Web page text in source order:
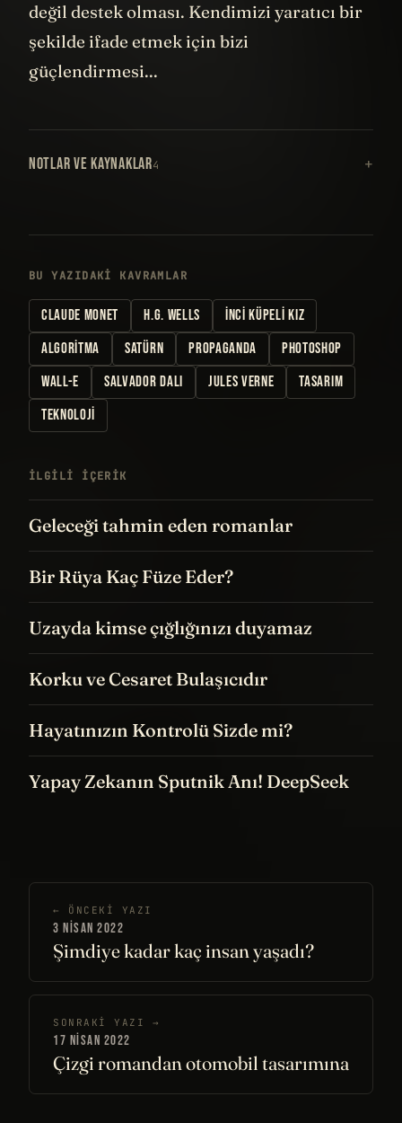
değil destek olması. Kendimizi yaratıcı bir
şekilde ifade etmek için bizi
güçlendirmesi...
NOTLAR VE KAYNAKLAR4
BU YAZIDAKI KAVRAMLAR
CLAUDE MONET H.G. WELLS
İNCI KÜPELI KIZ
ALGORITMA
SATÜRN PROPAGANDA
PHOTOSHOP
WALL-E
SALVADOR DALI JULES VERNE
TASARIM
TEKNOLOJI
İLGILI IÇERIK
Geleceği tahmin eden romanlar
Bir Rüya Kaç Füze Eder?
Uzayda kimse çığlığınızı duyamaz
Korku ve Cesaret Bulaşıcıdır
Hayatınızın Kontrolü Sizde mi?
Yapay Zekanın Sputnik Anı! DeepSeek
← ÖNCEKI YAZI
3 NISAN 2022
Şimdiye kadar kaç insan yaşadı?
SONRAKI YAZI →
17 NISAN 2022
Çizgi romandan otomobil tasarımına